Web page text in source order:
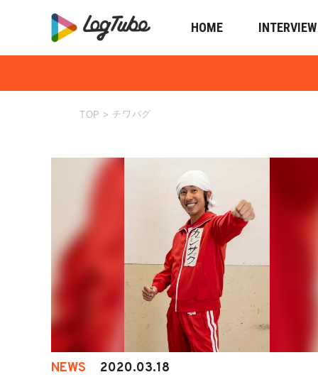
HOME INTERVIEW
TOP > チワパグ
NEWS 2020.03.18